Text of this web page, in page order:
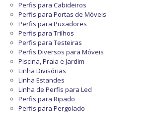
Perfis para Cabideiros
Perfis para Portas de Móveis
Perfis para Puxadores
Perfis para Trilhos
Perfis para Testeiras
Perfis Diversos para Móveis
Piscina, Praia e Jardim
Linha Divisórias
Linha Estandes
Linha de Perfis para Led
Perfis para Ripado
Perfis para Pergolado